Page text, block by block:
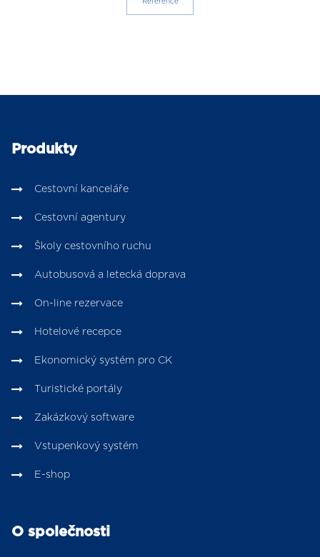
Produkty
Cestovní kanceláře
Cestovní agentury
Školy cestovního ruchu
Autobusová a letecká doprava
On-line rezervace
Hotelové recepce
Ekonomický systém pro CK
Turistické portály
Zakázkový software
Vstupenkový systém
E-shop
O společnosti